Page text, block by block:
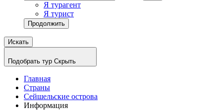
Я турагент
Я турист
Продолжить
Искать
Подобрать тур Скрыть
Главная
Страны
Сейшельские острова
Информация